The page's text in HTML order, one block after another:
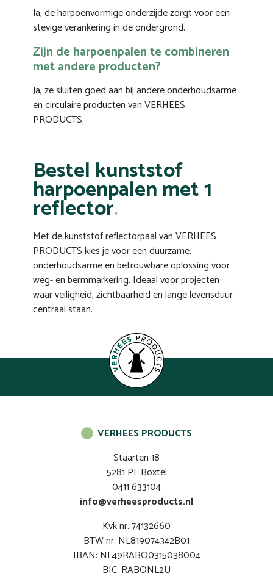
Ja, de harpoenvormige onderzijde zorgt voor een
stevige verankering in de ondergrond.
Zijn de harpoenpalen te combineren
met andere producten?
Ja, ze sluiten goed aan bij andere onderhoudsarme
en circulaire producten van VERHEES
PRODUCTS.
Bestel kunststof
harpoenpalen met 1
reflector
Met de kunststof reflectorpaal van VERHEES
PRODUCTS kies je voor een duurzame,
onderhoudsarme en betrouwbare oplossing voor
weg- en bermmarkering. Ideaal voor projecten
waar veiligheid, zichtbaarheid en lange levensduur
centraal staan.
VERHEES PRODUCTS
Staarten 18
5281 PL Boxtel
0411 633104
info@verheesproducts.nl
Kvk nr. 74132660
BTW nr. NL819074342B01
IBAN: NL49RABO0315038004
BIC: RABONL2U